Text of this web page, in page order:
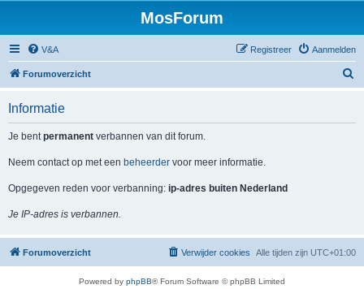
MosForum
V&A Aanmelden
Registreer
Forumoverzicht
Informatie
Je bentpermanent verbannen van dit forum.
Neem contact op met een beheerder voor meer informatie.
Opgegeven reden voor verbanning: ip-adres buiten Nederland
Je IP-adres is verbannen.
Forumoverzicht Alle tijden zijn UTC+01:00
Verwijder cookies
Powered by phpBB® Forum Software © phpBB Limited